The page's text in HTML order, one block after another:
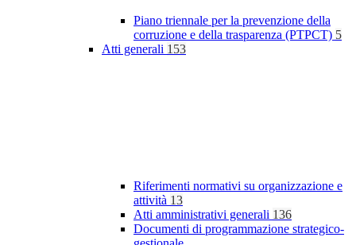
Piano triennale per la prevenzione della
corruzione e della trasparenza (PTPCT) 5
Atti generali 153
Riferimenti normativi su organizzazione e
attività 13
Atti amministrativi generali 136
Documenti di programmazione strategico-